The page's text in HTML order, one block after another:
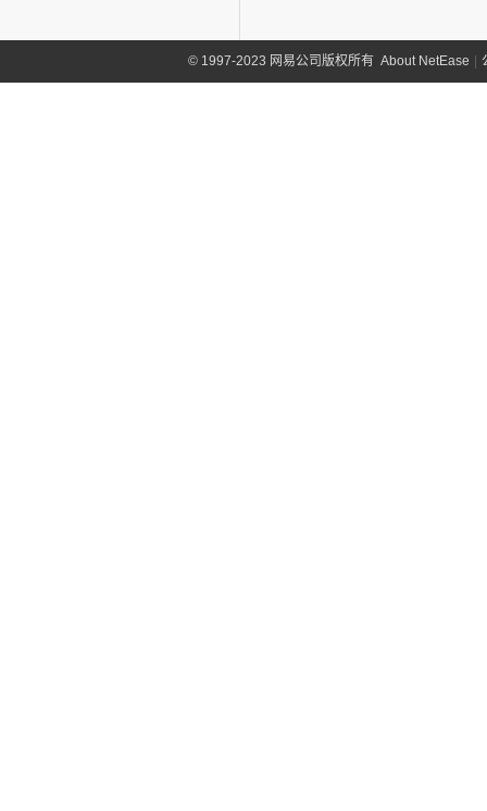
©1997-2023 网易公司版权所有 About NetEase